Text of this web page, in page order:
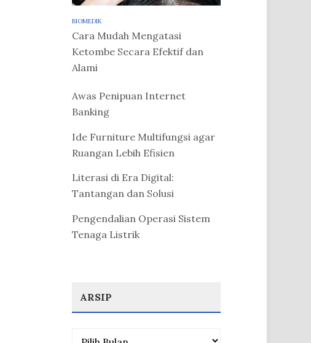
BIOMEDIK
Cara Mudah Mengatasi
Ketombe Secara Efektif dan
Alami
Awas Penipuan Internet
Banking
Ide Furniture Multifungsi agar
Ruangan Lebih Efisien
Literasi di Era Digital:
Tantangan dan Solusi
Pengendalian Operasi Sistem
Tenaga Listrik
ARSIP
Arsip